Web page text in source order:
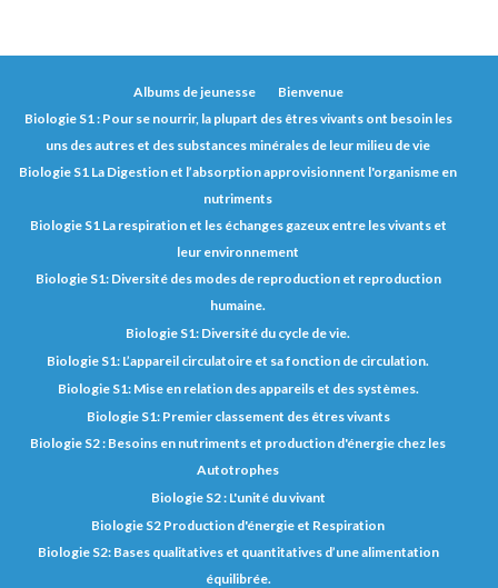
Albums de jeunesse
Bienvenue
Biologie S1 : Pour se nourrir, la plupart des êtres vivants ont besoin les
uns des autres et des substances minérales de leur milieu de vie
Biologie S1 La Digestion et l’absorption approvisionnent l'organisme en
nutriments
Biologie S1 La respiration et les échanges gazeux entre les vivants et
leur environnement
Biologie S1: Diversité des modes de reproduction et reproduction
humaine.
Biologie S1: Diversité du cycle de vie.
Biologie S1: L’appareil circulatoire et sa fonction de circulation.
Biologie S1: Mise en relation des appareils et des systèmes.
Biologie S1: Premier classement des êtres vivants
Biologie S2 : Besoins en nutriments et production d'énergie chez les
Autotrophes
Biologie S2 : L'unité du vivant
Biologie S2 Production d'énergie et Respiration
Biologie S2: Bases qualitatives et quantitatives d’une alimentation
équilibrée.